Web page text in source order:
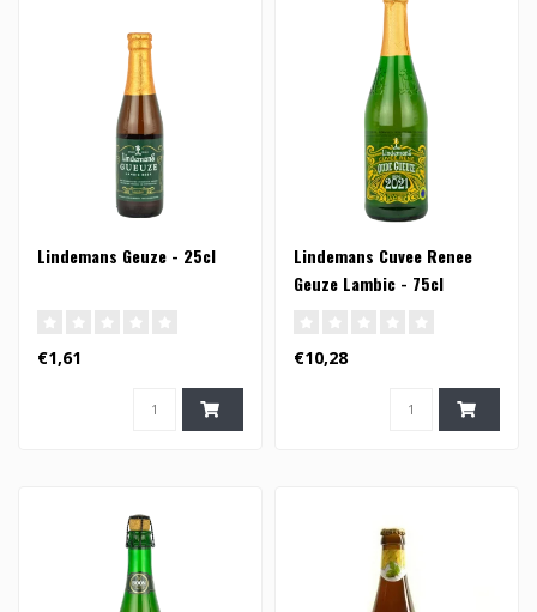
Lindemans Geuze - 25cl
€1,61
Lindemans Cuvee Renee
Geuze Lambic - 75cl
€10,28